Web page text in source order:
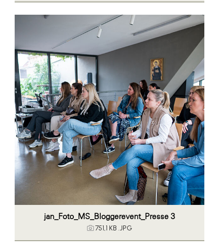
jan_Foto_MS_Bloggerevent_Presse 3
751,1 KB .JPG